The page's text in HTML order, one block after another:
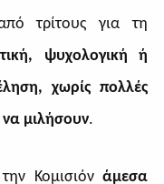
τρίτους για τη
ψυχολογική ή
χωρίς πολλές
μιλήσουν.
Κομισιόνάμεσα